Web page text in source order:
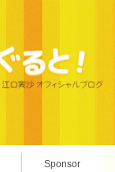
Sponsor